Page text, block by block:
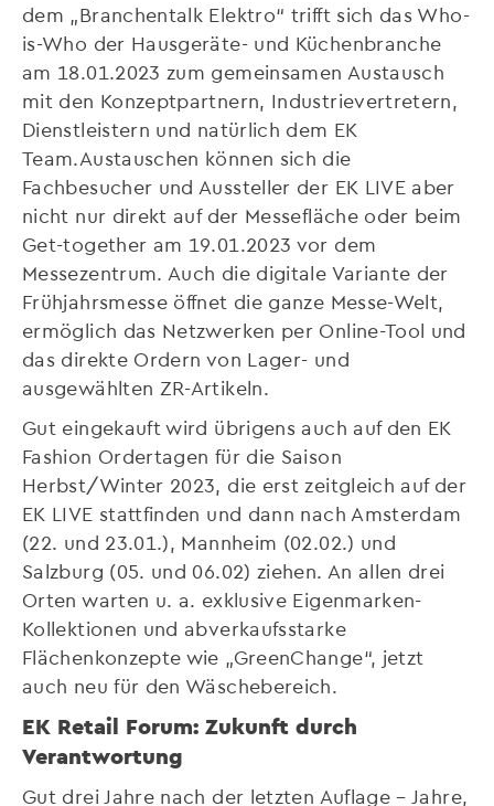
dem „Branchentalk Elektro“ trifft sich das Who-
is-Who der Hausgeräte- und Küchenbranche
am 18.01.2023 zum gemeinsamen Austausch
mit den Konzeptpartnern, Industrievertretern,
Dienstleistern und natürlich dem EK
Team.Austauschen können sich die
Fachbesucher und Aussteller der EK LIVE aber
nicht nur direkt auf der Messefläche oder beim
Get-together am 19.01.2023 vor dem
Messezentrum. Auch die digitale Variante der
Frühjahrsmesse öffnet die ganze Messe-Welt,
ermöglich das Netzwerken per Online-Tool und
das direkte Ordern von Lager- und
ausgewählten ZR-Artikeln.
Gut eingekauft wird übrigens auch auf den EK
Fashion Ordertagen für die Saison
Herbst/Winter 2023, die erst zeitgleich auf der
EK LIVE stattfinden und dann nach Amsterdam
(22. und 23.01.), Mannheim (02.02.) und
Salzburg (05. und 06.02) ziehen. An allen drei
Orten warten u. a. exklusive Eigenmarken-
Kollektionen und abverkaufsstarke
Flächenkonzepte wie „GreenChange“, jetzt
auch neu für den Wäschebereich.
EK Retail Forum: Zukunft durch
Verantwortung
Gut drei Jahre nach der letzten Auflage – Jahre,